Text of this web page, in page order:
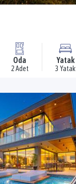
Oda
2 Adet
Yatak
3 Yatak